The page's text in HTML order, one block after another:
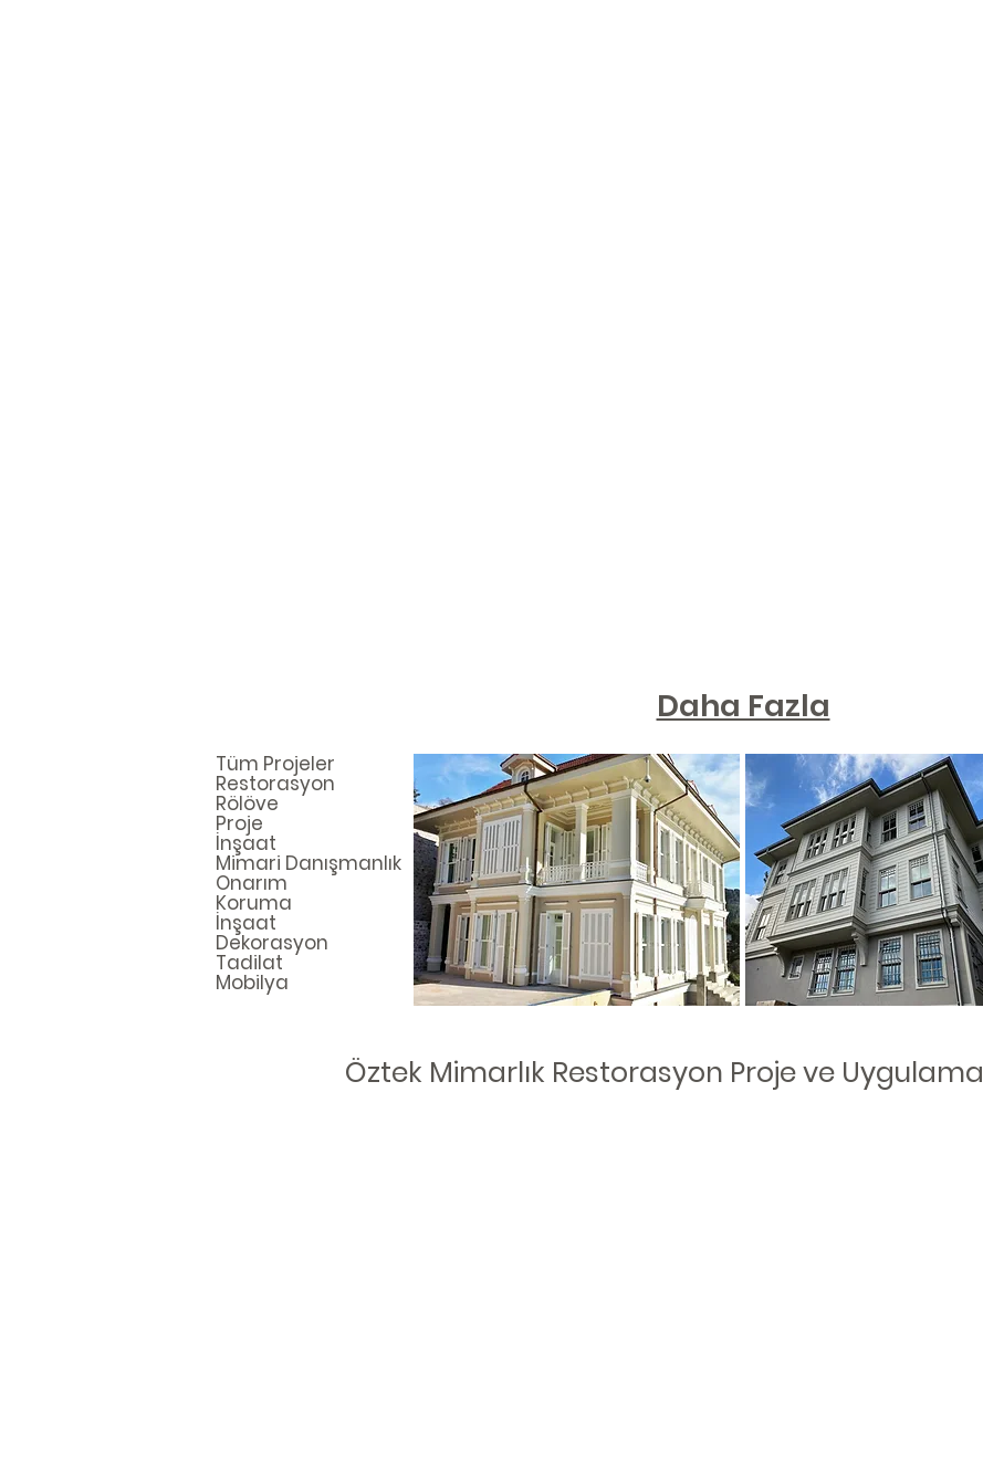
Daha Fazla
Tüm Projeler
Restorasyon
Rölöve
Proje
İnşaat
Mimari Danışmanlık
Onarım
Koruma
İnşaat
Dekorasyon
Tadilat
Mobilya
Öztek Mimarlık Restorasyon Proje ve